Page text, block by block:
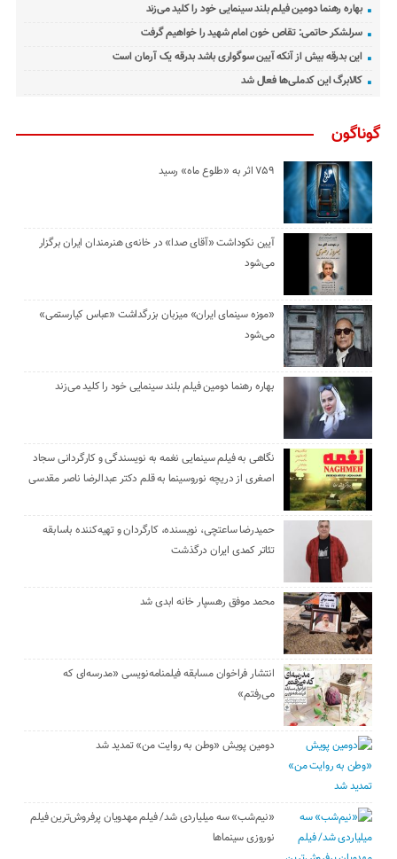
بهاره رهنما دومین فیلم بلند سینمایی خود را کلید می‌زند
سرلشکر حاتمی: تقاص خون امام شهید را خواهیم گرفت
این بدرقه بیش از آنکه آیین سوگواری باشد بدرقه یک آرمان است
کالابرگ این کدملی‌ها فعال شد
گوناگون
۷۵۹ اثر به «طلوع ماه» رسید
آیین نکوداشت «آقای صدا» در خانه‌ی هنرمندان ایران برگزار
می‌شود
«موزه سینمای ایران» میزبان بزرگداشت «عباس کیارستمی»
می‌شود
بهاره رهنما دومین فیلم بلند سینمایی خود را کلید می‌زند
نگاهی به فیلم سینمایی نغمه به نویسندگی و کارگردانی سجاد
اصغری از دریچه نوروسینما به قلم دکتر عبدالرضا ناصر مقدسی
حمیدرضا ساعتچی، نویسنده، کارگردان و تهیه‌کننده باسابقه
تئاتر کمدی ایران درگذشت
محمد موفق رهسپار خانه ابدی شد
انتشار فراخوان مسابقه فیلمنامه‌نویسی «مدرسه‌ای که
می‌رفتم»
دومین پویش «وطن به روایت من» تمدید شد
«نیم‌شب» سه میلیاردی شد/ فیلم مهدویان پرفروش‌ترین فیلم
نوروزی سینماها